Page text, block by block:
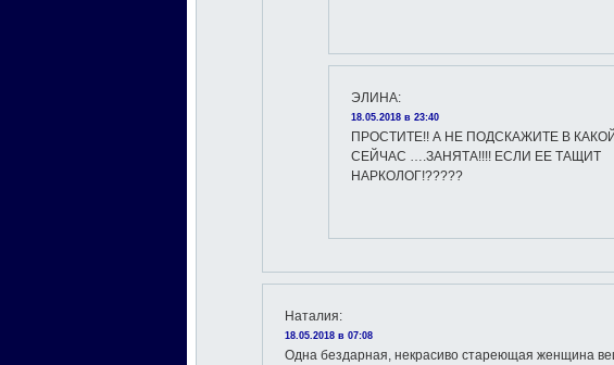
ЭЛИНА:
18.05.2018 в 23:40
ПРОСТИТЕ!! А НЕ ПОДСКАЖИТЕ В
СЕЙЧАС ….ЗАНЯТА!!!! ЕСЛИ ЕЕ ТАЩИТ
НАРКОЛОГ!?????
Наталия:
18.05.2018 в 07:08
Одна бездарная, некрасиво стареющая женщина